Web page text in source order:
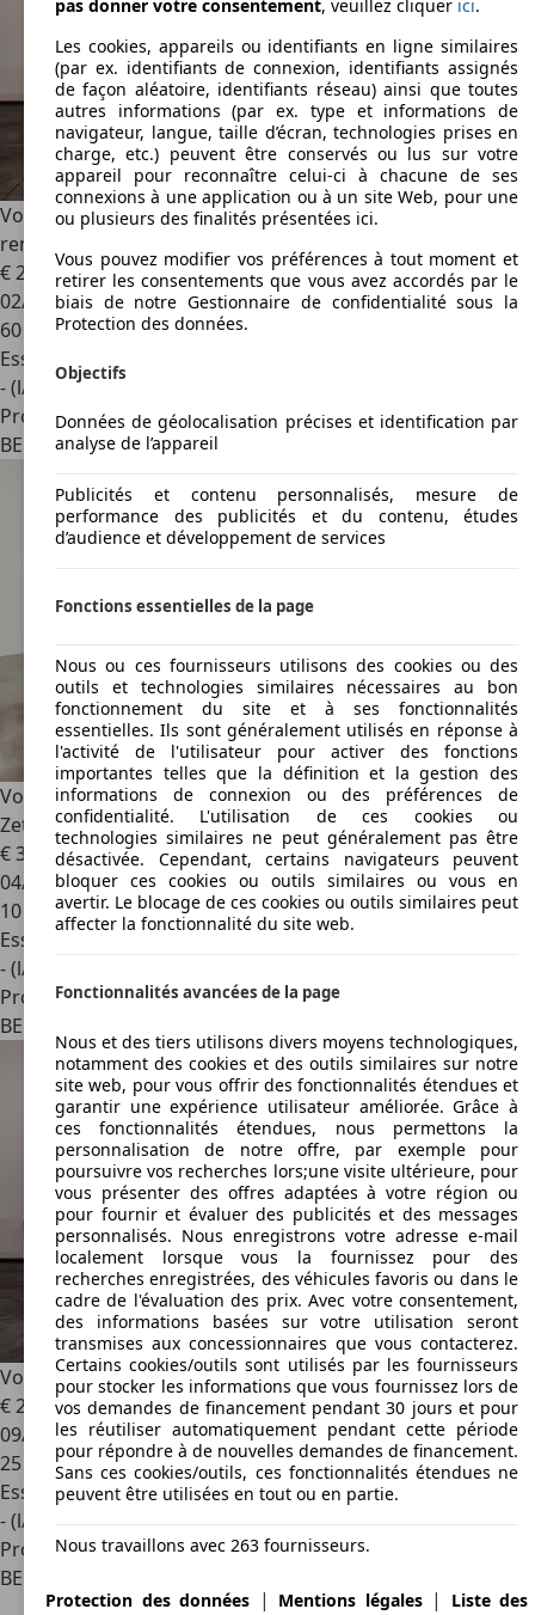
Volkswagen T-RocT-Roc 1.5 TSI Life DSG Incl. Attache-
remoque
€ 21 9901
02/2023
60 954 km
Essence
- (l/100 km)
Professionnel
BE 5100Naninne (namur)
Volkswagen T-Roc
NEW 1.5 TSI Life DSG ** ACC | Camera |
Zetelver...
€ 31 9901
04/2026
10 km
Essence
- (l/100 km)
Professionnel
BE 2830
Volkswagen T-RocT-Roc 1.5 TSI R-Line DSG
€ 27 4901
09/2025
25 137 km
Essence
- (l/100 km)
Professionnel
BE 5100
pas donner votre consentement, veuillez cliquer ici.
Les cookies, appareils ou identifiants en ligne similaires
(par ex. identifiants de connexion, identifiants assignés
de façon aléatoire, identifiants réseau) ainsi que toutes
autres informations (par ex. type et informations de
navigateur, langue, taille d’écran, technologies prises en
charge, etc.) peuvent être conservés ou lus sur votre
appareil pour reconnaître celui-ci à chacune de ses
connexions à une application ou à un site Web, pour une
ou plusieurs des finalités présentées ici.
Vous pouvez modifier vos préférences à tout moment et
retirer les consentements que vous avez accordés par le
biais de notre Gestionnaire de confidentialité sous la
Protection des données.
Objectifs
Données de géolocalisation précises et identification par
analyse de l’appareil
Publicités et contenu personnalisés, mesure de
performance des publicités et du contenu, études
d’audience et développement de services
Fonctions essentielles de la page
Nous ou ces fournisseurs utilisons des cookies ou des
outils et technologies similaires nécessaires au bon
fonctionnement du site et à ses fonctionnalités
essentielles. Ils sont généralement utilisés en réponse à
l'activité de l'utilisateur pour activer des fonctions
importantes telles que la définition et la gestion des
informations de connexion ou des préférences de
confidentialité. L'utilisation de ces cookies ou
technologies similaires ne peut généralement pas être
désactivée. Cependant, certains navigateurs peuvent
bloquer ces cookies ou outils similaires ou vous en
avertir. Le blocage de ces cookies ou outils similaires peut
affecter la fonctionnalité du site web.
Fonctionnalités avancées de la page
Nous et des tiers utilisons divers moyens technologiques,
notamment des cookies et des outils similaires sur notre
site web, pour vous offrir des fonctionnalités étendues et
garantir une expérience utilisateur améliorée. Grâce à
ces fonctionnalités étendues, nous permettons la
personnalisation de notre offre, par exemple pour
poursuivre vos recherches lors;une visite ultérieure, pour
vous présenter des offres adaptées à votre région ou
pour fournir et évaluer des publicités et des messages
personnalisés. Nous enregistrons votre adresse e-mail
localement lorsque vous la fournissez pour des
recherches enregistrées, des véhicules favoris ou dans le
cadre de l'évaluation des prix. Avec votre consentement,
des informations basées sur votre utilisation seront
transmises aux concessionnaires que vous contacterez.
Certains cookies/outils sont utilisés par les fournisseurs
pour stocker les informations que vous fournissez lors de
vos demandes de financement pendant 30 jours et pour
les réutiliser automatiquement pendant cette période
pour répondre à de nouvelles demandes de financement.
Sans ces cookies/outils, ces fonctionnalités étendues ne
peuvent être utilisées en tout ou en partie.
Nous travaillons avec 263 fournisseurs.
Protection des données | Mentions légales|
Liste des